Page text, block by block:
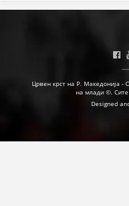
Црвен крст на Р. Македонија -
на млади ©.
Designed